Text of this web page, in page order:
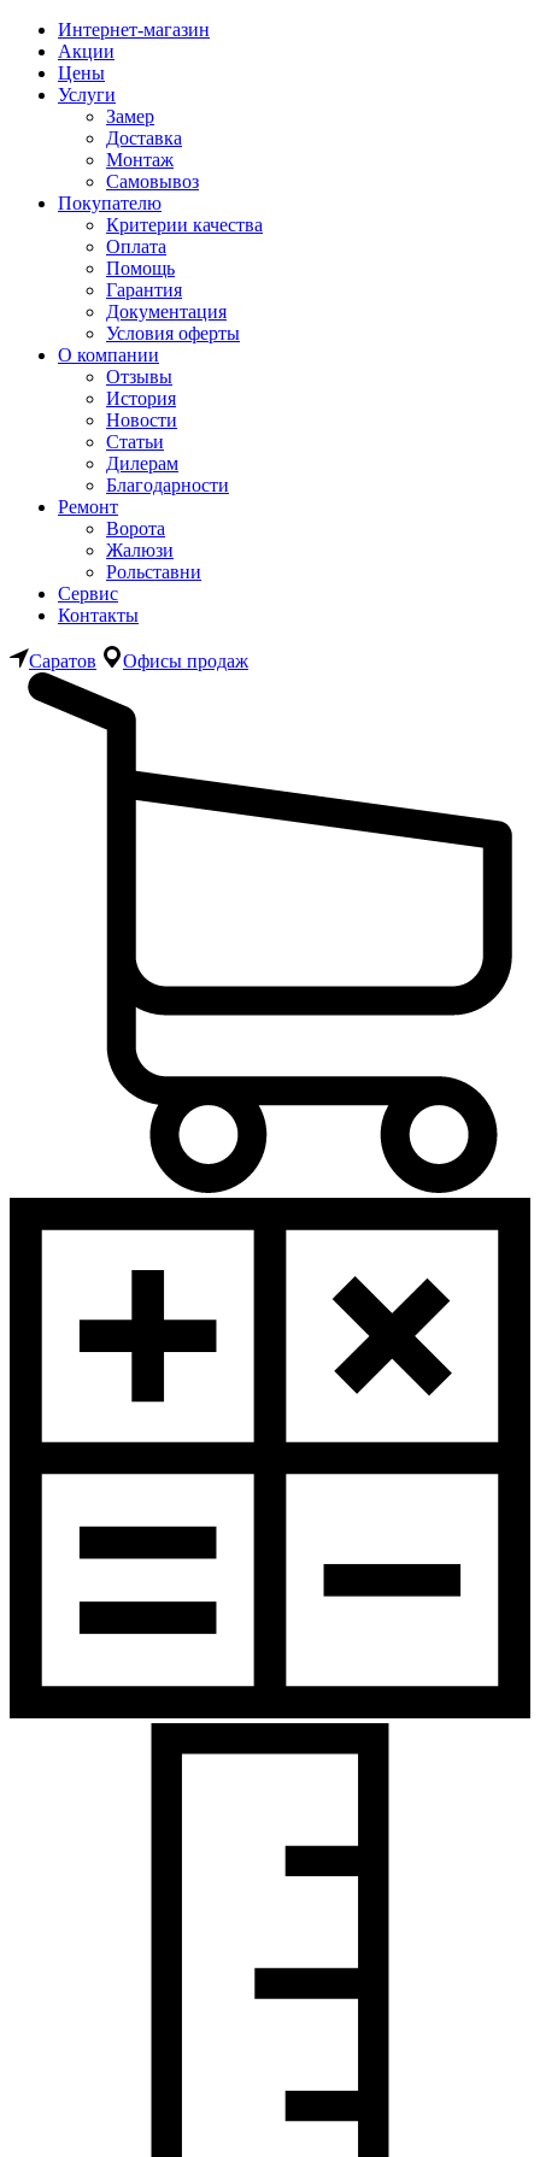
Интернет-магазин
Акции
Цены
Услуги
Замер
Доставка
Монтаж
Самовывоз
Покупателю
Критерии качества
Оплата
Помощь
Гарантия
Документация
Условия оферты
О компании
Отзывы
История
Новости
Статьи
Дилерам
Благодарности
Ремонт
Ворота
Жалюзи
Рольставни
Сервис
Контакты
Саратов Офисы продаж